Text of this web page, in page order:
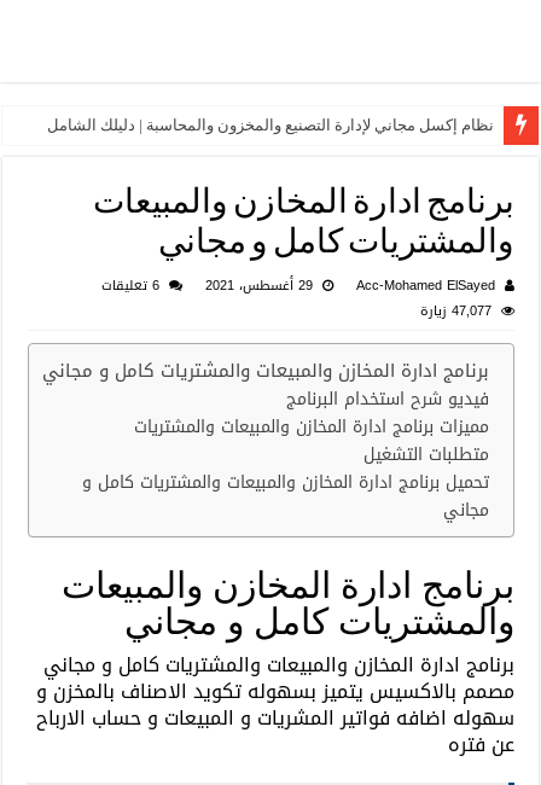
نظام إكسل مجاني لإدارة التصنيع والمخزون والمحاسبة | دليلك الشامل
برنامج ادارة المخازن والمبيعات
والمشتريات كامل و مجاني
Acc-Mohamed ElSayed 29 أغسطس، 2021
6 تعليقات
47,077 زيارة
برنامج ادارة المخازن والمبيعات والمشتريات كامل و مجاني
فيديو شرح استخدام البرنامج
مميزات برنامج ادارة المخازن والمبيعات والمشتريات
متطلبات التشغيل
تحميل برنامج ادارة المخازن والمبيعات والمشتريات كامل و
مجاني
برنامج ادارة المخازن والمبيعات
والمشتريات كامل و مجاني
برنامج ادارة المخازن والمبيعات والمشتريات كامل و مجاني
مصمم بالاكسيس يتميز بسهوله تكويد الاصناف بالمخزن و
سهوله اضافه فواتير المشريات و المبيعات و حساب الارباح
عن فتره